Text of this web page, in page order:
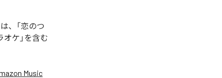
、「恋のつ
オケ」を含む
Music